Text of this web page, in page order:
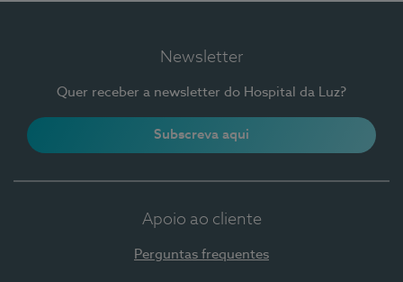
Newsletter
Quer receber a newsletter do Hospital da Luz?
Subscreva aqui
Apoio ao cliente
Perguntas frequentes